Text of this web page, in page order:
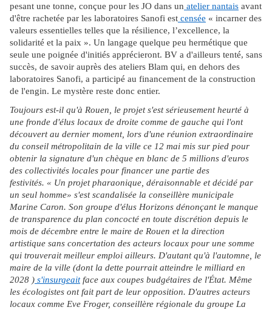
pesant une tonne, conçue pour les JO dans un atelier nantais avant
d'être rachetée par les laboratoires Sanofi est censée « incarner des
valeurs essentielles telles que la résilience, l’excellence, la
solidarité et la paix ». Un langage quelque peu hermétique que
seule une poignée d'initiés apprécieront. BV a d'ailleurs tenté, sans
succès, de savoir auprès des ateliers Blam qui, en dehors des
laboratoires Sanofi, a participé au financement de la construction
de l'engin. Le mystère reste donc entier.
Toujours est-il qu'à Rouen, le projet s'est sérieusement heurté à
une fronde d'élus locaux de droite comme de gauche qui l'ont
découvert au dernier moment, lors d'une réunion extraordinaire
du conseil métropolitain de la ville ce 12 mai mis sur pied pour
obtenir la signature d'un chèque en blanc de 5 millions d'euros
des collectivités locales pour financer une partie des
festivités. « Un projet pharaonique, déraisonnable et décidé par
un seul homme» s'est scandalisée la conseillère municipale
Marine Caron. Son groupe d'élus Horizons dénonçant le manque
de transparence du plan concocté en toute discrétion depuis le
mois de décembre entre le maire de Rouen et la direction
artistique sans concertation des acteurs locaux pour une somme
qui trouverait meilleur emploi ailleurs. D'autant qu'à l'automne, le
maire de la ville (dont la dette pourrait atteindre le milliard en
2028 ) s'insurgeaitface aux coupes budgétaires de l'État. Même
les écologistes ont fait part de leur opposition. D'autres acteurs
locaux comme Eve Froger, conseillère régionale du groupe La